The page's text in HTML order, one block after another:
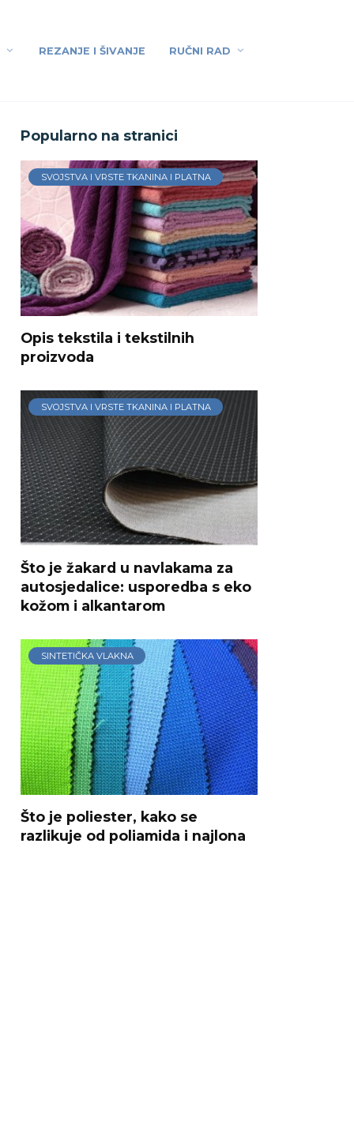
REZANJE I ŠIVANJE RUČNI RAD
Popularno na stranici
SVOJSTVA I VRSTE TKANINA I PLATNA
Opis tekstila i tekstilnih
proizvoda
SVOJSTVA I VRSTE TKANINA I PLATNA
Što je žakard u navlakama za
autosjedalice: usporedba s eko
kožom i alkantarom
SINTETIČKA VLAKNA
Što je poliester, kako se
razlikuje od poliamida i najlona